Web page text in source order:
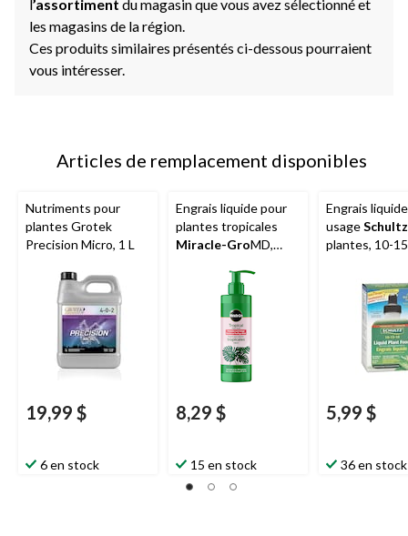
l’assortiment du magasin que vous avez sélectionné et
les magasins de la région.
Ces produits similaires présentés ci-dessous pourraient
vous intéresser.
Articles de remplacement disponibles
Nutriments pour
plantes Grotek
Precision Micro, 1 L
19,99 $
6 en stock
Engrais liquide pour
plantes tropicales
Miracle-GroMD,
8,29 $
15 en stock
Engrais
usageSchultz
plantes, 10-
5,99 $
36 en stock